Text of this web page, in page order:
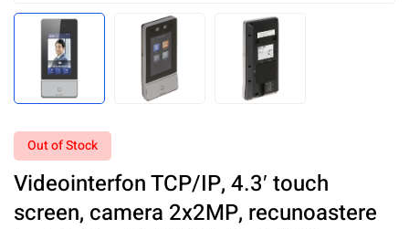
Out of Stock
Videointerfon TCP/IP, 4.3′ touch
screen, camera 2x2MP, recunoastere